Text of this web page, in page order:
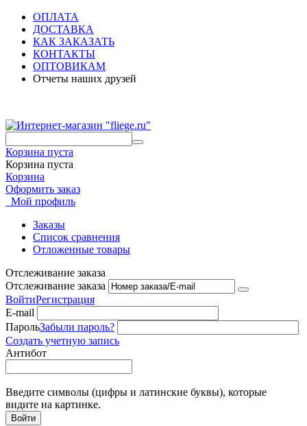
ОПЛАТА
ДОСТАВКА
КАК ЗАКАЗАТЬ
КОНТАКТЫ
ОПТОВИКАМ
Отчеты наших друзей
Корзина пуста
Корзина пуста
Корзина
Оформить заказ
Мой профиль
Заказы
Список сравнения
Отложенные товары
Отслеживание заказа
Отслеживание заказа
ВойтиРегистрация
E-mail
ПарольЗабыли пароль?
Создать учетную запись
Антибот
Введите символы (цифры и латинские буквы), которые
видите на картинке.
Войти